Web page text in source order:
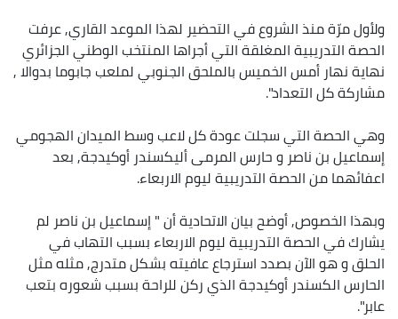
ولأول مرّة منذ الشروع في التحضير لهذا الموعد القاري, عرفت
الحصة التدريبية المغلقة التي أجراها المنتخب الوطني الجزائري
نهاية نهار أمس الخميس بالملحق الجنوبي لملعب جابوما بدوالا ,
مشاركة كل التعداد".
وهي الحصة التي سجلت عودة كل لاعب وسط الميدان الهجومي
إسماعيل بن ناصر و حارس المرمى أليكسندر أوكيدجة, بعد
اعفائهما من الحصة التدريبية ليوم الاربعاء.
وبهذا الخصوص, أوضح بيان الاتحادية أن " إسماعيل بن ناصر لم
يشارك في الحصة التدريبية ليوم الاربعاء بسبب التهاب في
الحلق و هو الآن بصدد استرجاع عافيته بشكل متدرج, مثله مثل
الحارس الكسندر أوكيدجة الذي ركن للراحة بسبب شعوره بتعب
عابر".